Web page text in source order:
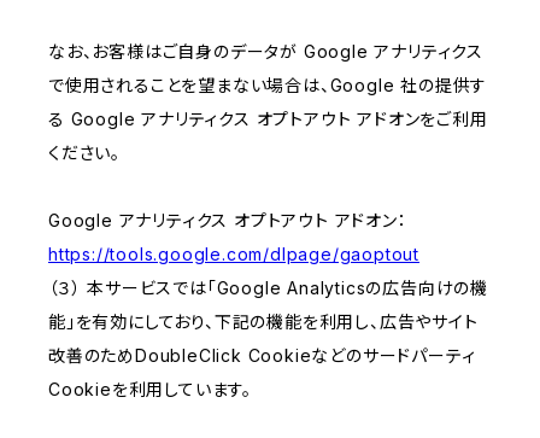
なお、お客様はご自身のデータが Google アナリティクス
で使用されることを望まない場合は、Google 社の提供す
る Google アナリティクス オプトアウト アドオンをご利用
ください。
Google アナリティクス オプトアウト アドオン：
https://tools.google.com/dlpage/gaoptout
（３） 本サービスでは「Google Analyticsの広告向けの機
能」を有効にしており、下記の機能を利用し、広告やサイト
改善のためDoubleClick Cookieなどのサードパーティ
Cookieを利用しています。